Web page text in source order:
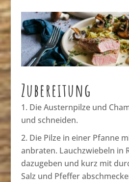
Zubereitung
Die Austernpilze und
und schneiden.
Die Pilze in einer Pfanne
anbraten. Lauchzwiebeln in
dazugeben und kurz mit
Salz und Pfeffer